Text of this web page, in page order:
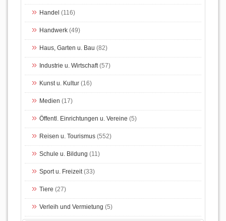
Handel (116)
Handwerk (49)
Haus, Garten u. Bau (82)
Industrie u. Wirtschaft(57)
Kunst u. Kultur (16)
Medien (17)
Öffentl. Einrichtungen u. Vereine (5)
Reisen u. Tourismus (552)
Schule u. Bildung (11)
Sport u. Freizeit(33)
Tiere (27)
Verleih und Vermietung (5)